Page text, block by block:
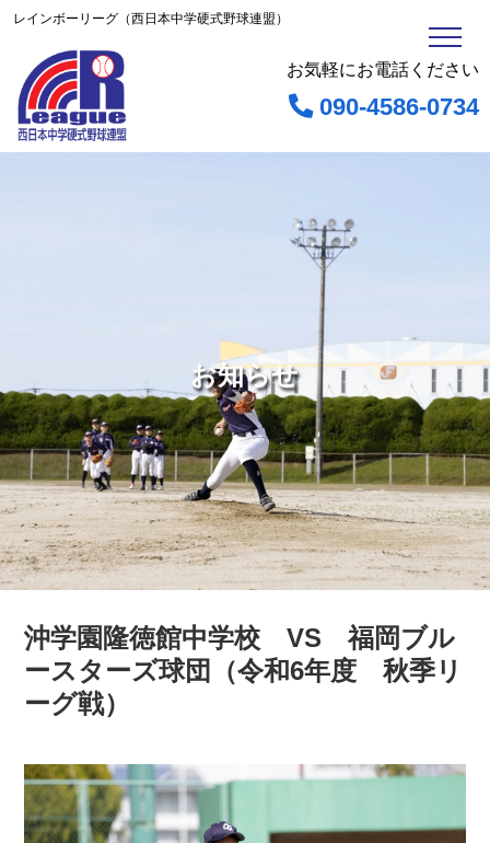
レインボーリーグ（西日本中学硬式野球連盟）
お気軽にお電話ください
090-4586-0734
お知らせ
沖学園隆徳館中学校 VS 福岡ブル
ースターズ球団（令和6年度 秋季リ
ーグ戦）